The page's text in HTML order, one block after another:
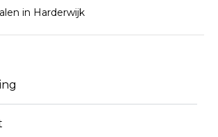
in Harderwijk